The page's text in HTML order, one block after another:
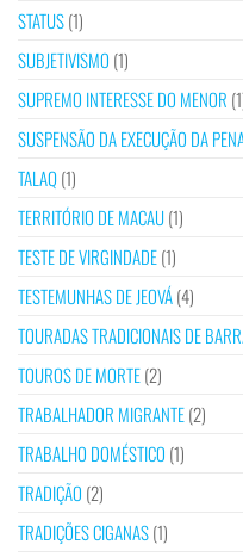
STATUS(1)
SUBJETIVISMO (1)
SUPREMO INTERESSE DO MENOR
SUSPENSÃO DA EXECUÇÃO DA
TALAQ(1)
TERRITÓRIO DE MACAU(1)
TESTE DE VIRGINDADE(1)
TESTEMUNHAS DE JEOVÁ(4)
TOURADAS TRADICIONAIS DE
TOUROS DE MORTE(2)
TRABALHADOR MIGRANTE(2)
TRABALHO DOMÉSTICO (1)
TRADIÇÃO (2)
TRADIÇÕES CIGANAS(1)